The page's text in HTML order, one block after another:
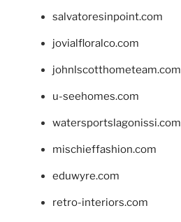
salvatoresinpoint.com
jovialfloralco.com
johnlscotthometeam.com
u-seehomes.com
watersportslagonissi.com
mischieffashion.com
eduwyre.com
retro-interiors.com